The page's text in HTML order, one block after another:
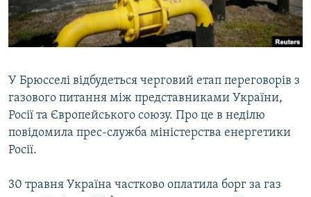
СПЕЦПРОЄКТИ
ПОДКАСТИ
КРИМ РЕАЛІЇ
РУС
УКР
КТАТ
ДОЛУЧАЙСЯ!
У Брюсселі відбудеться черговий етап переговорів з
газового питання між представниками України,
Росії та Європейського союзу. Про це в неділю
повідомила прес-служба міністерства енергетики
Росії.
30 травня Україна частково оплатила борг за газ